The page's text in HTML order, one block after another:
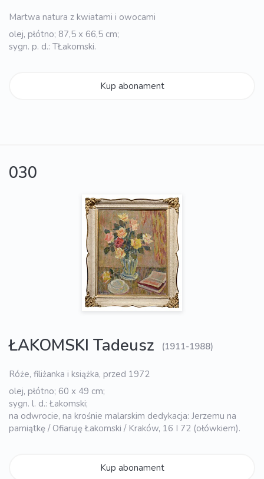
Martwa natura z kwiatami i owocami
olej, płótno; 87,5 x 66,5 cm;
sygn. p. d.: TŁakomski.
Kup abonament
030
ŁAKOMSKI Tadeusz (1911-1988)
Róże, filiżanka i książka, przed 1972
olej, płótno; 60 x 49 cm;
sygn. l. d.: Łakomski;
na odwrocie, na krośnie malarskim dedykacja: Jerzemu na
pamiątkę / Ofiaruję Łakomski / Kraków, 16 I 72 (ołówkiem).
Kup abonament